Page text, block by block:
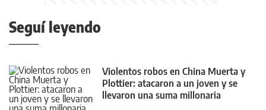
Seguí leyendo
Violentos robos en China Muerta y
Plottier: atacaron a un joven y se
llevaron una suma millonaria